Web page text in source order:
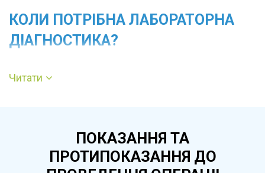
КОЛИ ПОТРІБНА ЛАБОРАТОРНА
ДІАГНОСТИКА?
Обстеження призначають при появі скарг, під
захворювань. Лабораторна діагностика
необхідна при підозрі на запальні процеси,
Читати
ПОКАЗАННЯ ТА
ПРОТИПОКАЗАННЯ ДО